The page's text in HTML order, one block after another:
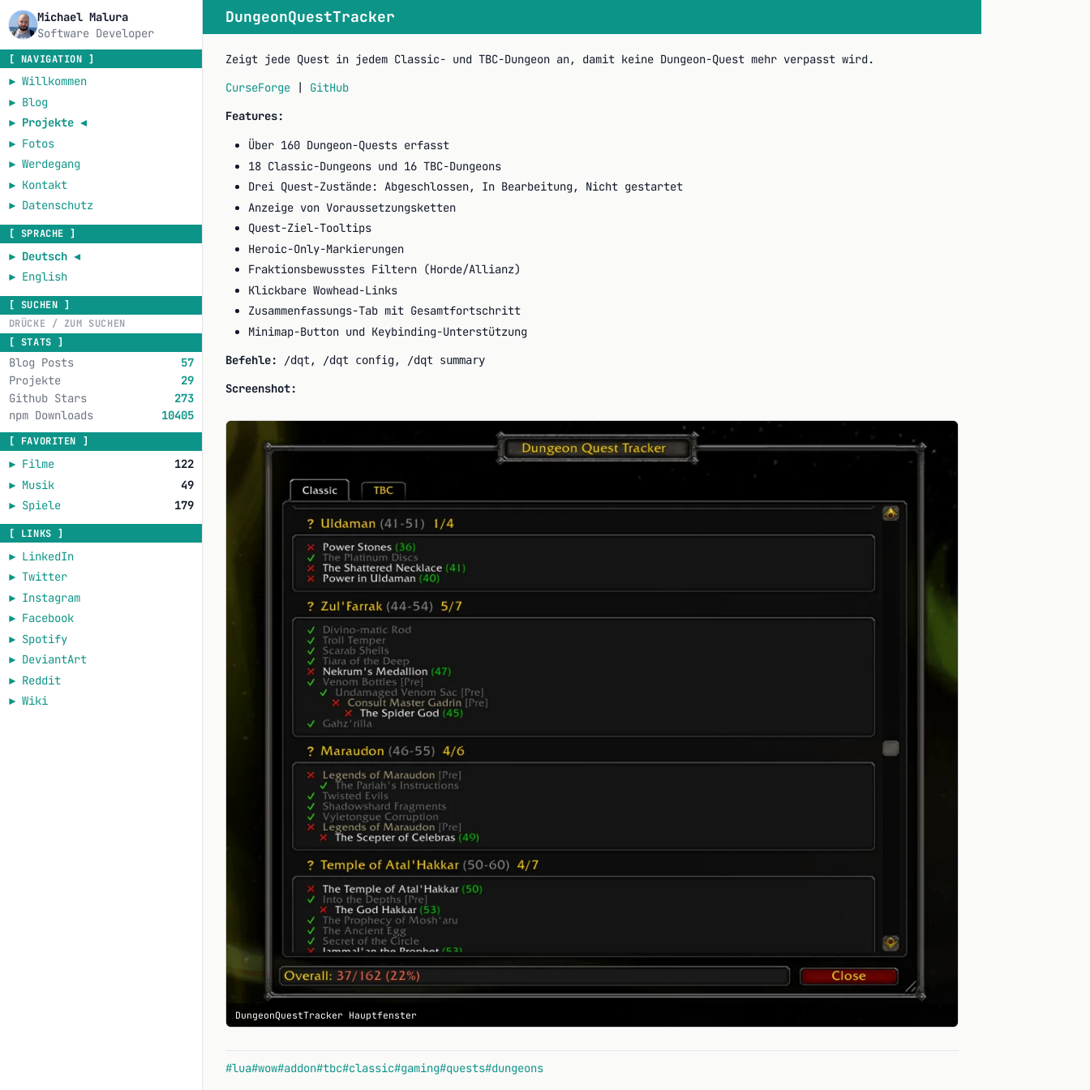
Michael Malura
Software Developer
[ NAVIGATION ]
► Willkommen
► Blog
► Projekte◄
► Fotos
► Werdegang
► Kontakt
► Datenschutz
[ SPRACHE ]
► Deutsch◄
► English
[ SUCHEN ]
[ STATS ]
Blog Posts
57
Projekte
29
Github Stars
273
npm Downloads
10405
[ FAVORITEN ]
► Filme
122
► Musik
49
► Spiele 179
[ LINKS ]
► LinkedIn
► Twitter
► Instagram
► Facebook
► Spotify
► DeviantArt
► Reddit
► Wiki
DungeonQuestTracker
Zeigt jede Quest in jedem Classic- und TBC-Dungeon an, damit keine Dungeon-Quest mehr verpasst wird.
CurseForge | GitHub
Features:
Über 160 Dungeon-Quests erfasst
18 Classic-Dungeons und 16 TBC-Dungeons
Drei Quest-Zustände: Abgeschlossen, In Bearbeitung, Nicht gestartet
Anzeige von Voraussetzungsketten
Quest-Ziel-Tooltips
Heroic-Only-Markierungen
Fraktionsbewusstes Filtern (Horde/Allianz)
Klickbare Wowhead-Links
Zusammenfassungs-Tab mit Gesamtfortschritt
Minimap-Button und Keybinding-Unterstützung
Befehle:
/dqt , /dqt config, /dqt summary
Screenshot:
DungeonQuestTracker Hauptfenster
#lua#wow#addon#tbc#classic#gaming#quests#dungeons